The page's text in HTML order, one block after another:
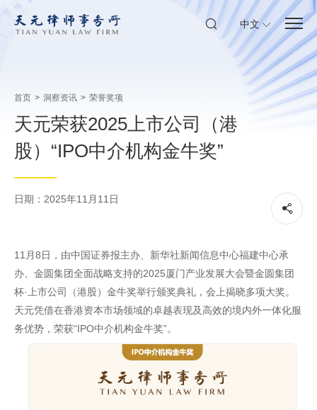
中文
首页 > 洞察资讯 > 荣誉奖项
天元荣获2025上市公司（港
股）“IPO中介机构金牛奖”
日期：2025年11月11日
11月8日，由中国证券报主办、新华社新闻信息中心福建中心承
办、金圆集团全面战略支持的2025厦门产业发展大会暨金圆集团
杯·上市公司（港股）金牛奖举行颁奖典礼，会上揭晓多项大奖。
天元凭借在香港资本市场领域的卓越表现及高效的境内外一体化服
务优势，荣获“IPO中介机构金牛奖”。